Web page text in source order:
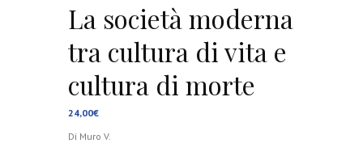
La società moderna
tra cultura di vita e
cultura di morte
24,00€
Di Muro V.